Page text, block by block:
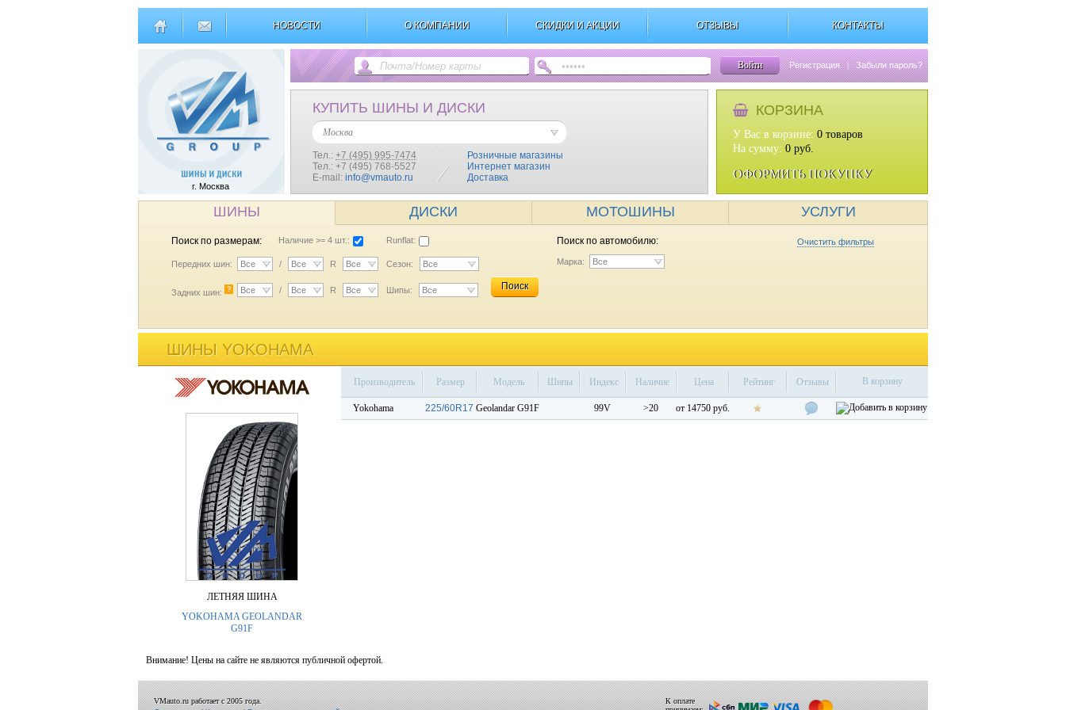
НОВОСТИ О КОМПАНИИ СКИДКИ И АКЦИИ ОТЗЫВЫ КОНТАКТЫ
г. Москва
Войти Регистрация | Забыли пароль?
КУПИТЬ ШИНЫ И ДИСКИ
Москва
Тел.: +7 (495) 995-7474
Тел.: +7 (495) 768-5527
E-mail: info@vmauto.ru
Розничные магазины
Интернет магазин
Доставка
КОРЗИНА
У Вас в корзине: 0 товаров
На сумму: 0 руб.
ОФОРМИТЬ ПОКУПКУ
ШИНЫ ДИСКИ МОТОШИНЫ УСЛУГИ
Поиск по размерам: Наличие >= 4 шт.: Runflat:
Передних шин: Все / Все R Все Сезон: Все
Задних шин: ? Все / Все R Все Шипы: Все Поиск
Поиск по автомобилю: Очистить фильтры
Марка: Все
ШИНЫ YOKOHAMA
ЛЕТНЯЯ ШИНА
YOKOHAMA GEOLANDAR
G91F
Производитель Размер Модель Шипы Индекс Наличие Цена Рейтинг Отзывы В корзину
Yokohama 225/60R17 Geolandar G91F 99V >20 от 14750 руб.
Внимание! Цены на сайте не являются публичной офертой.
VMauto.ru работает с 2005 года.
К оплате